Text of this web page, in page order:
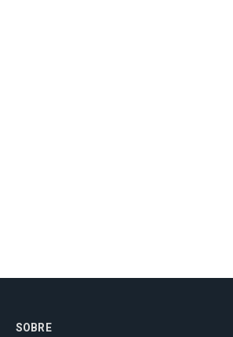
SOBRE